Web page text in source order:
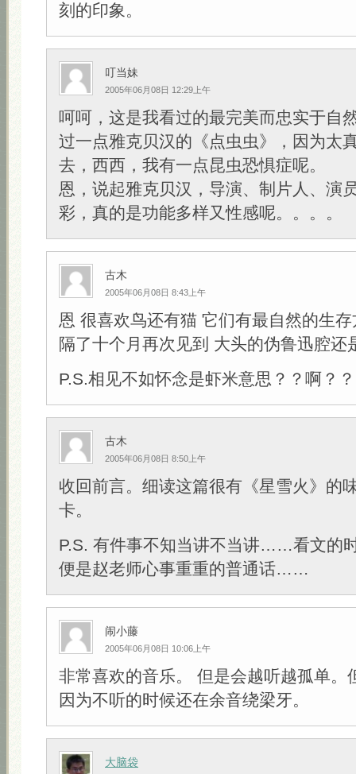
刻的印象。
叮当妹
2005年06月08日 12:29上午
呵呵，这是我看过的最完美而忠实于自
过一点雅克贝汉的《点虫虫》，因为太
去，西西，我有一点昆虫恐惧症呢。
恩，说起雅克贝汉，导演、制片人、演
彩，真的是功能多样又性感呢。。。。
古木
2005年06月08日 8:43上午
恩 很喜欢鸟还有猫 它们有最自然的生存
隔了十个月再次见到 大头的伪鲁迅腔还
P.S.相见不如怀念是虾米意思？？啊？？
古木
2005年06月08日 8:50上午
收回前言。细读这篇很有《星雪火》的
卡。
P.S. 有件事不知当讲不当讲……看文的
便是赵老师心事重重的普通话……
闹小藤
2005年06月08日 10:06上午
非常喜欢的音乐。 但是会越听越孤单。
因为不听的时候还在余音绕梁牙。
大脑袋